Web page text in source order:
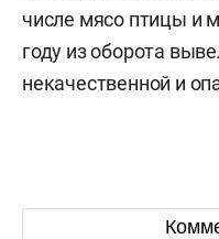
числе мясо птицы и
году из оборота
некачественной и